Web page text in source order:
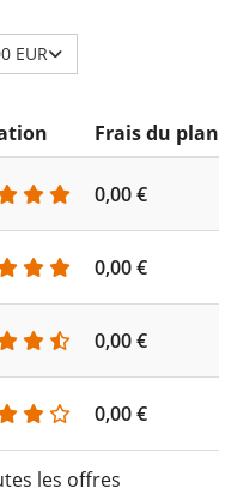
EUR
Frais du plan
0,00 €
0,00 €
0,00 €
0,00 €
les offres